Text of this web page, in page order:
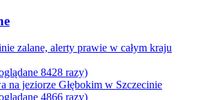
zalane, alerty prawie w całym kraju
8428 razy)
na jeziorze Głębokim w Szczecinie
4866 razy)